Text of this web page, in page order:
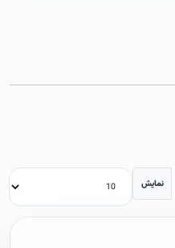
نمایش